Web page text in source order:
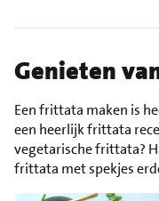
Genieten
Een frittata maken is
een heerlijk frittata
vegetarische frittata?
frittata met spekjes